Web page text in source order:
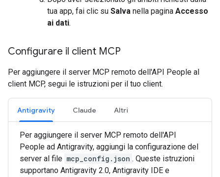
tua app, fai clic su Salva nella pagina Accesso
ai dati.
Configurare il client MCP
Per aggiungere il server MCP remoto dell'API People al
client MCP, segui le istruzioni per il tuo client.
Antigravity Claude Altri
Per aggiungere il server MCP remoto dell'API
People ad Antigravity, aggiungi la configurazione del
server al file mcp_config.json . Queste istruzioni
supportano Antigravity 2.0, Antigravity IDE e